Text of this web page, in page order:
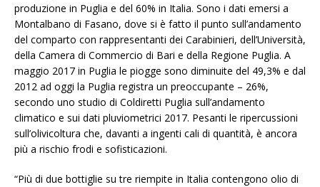
produzione in Puglia e del 60% in Italia. Sono i dati emersi a
Montalbano di Fasano, dove si è fatto il punto sull’andamento
del comparto con rappresentanti dei Carabinieri, dell’Università,
della Camera di Commercio di Bari e della Regione Puglia. A
maggio 2017 in Puglia le piogge sono diminuite del 49,3% e dal
2012 ad oggi la Puglia registra un preoccupante – 26%,
secondo uno studio di Coldiretti Puglia sull’andamento
climatico e sui dati pluviometrici 2017. Pesanti le ripercussioni
sull’olivicoltura che, davanti a ingenti cali di quantità, è ancora
più a rischio frodi e sofisticazioni.
“Più di due bottiglie su tre riempite in Italia contengono olio di